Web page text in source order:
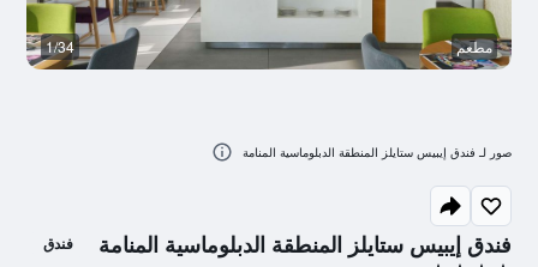
فندق إيبيس ستايلز المنطقة الدبلوماسية المنامة فندق
مطعم 1/34
صور لـ فندق إيبيس ستايلز المنطقة الدبلوماسية المنامة